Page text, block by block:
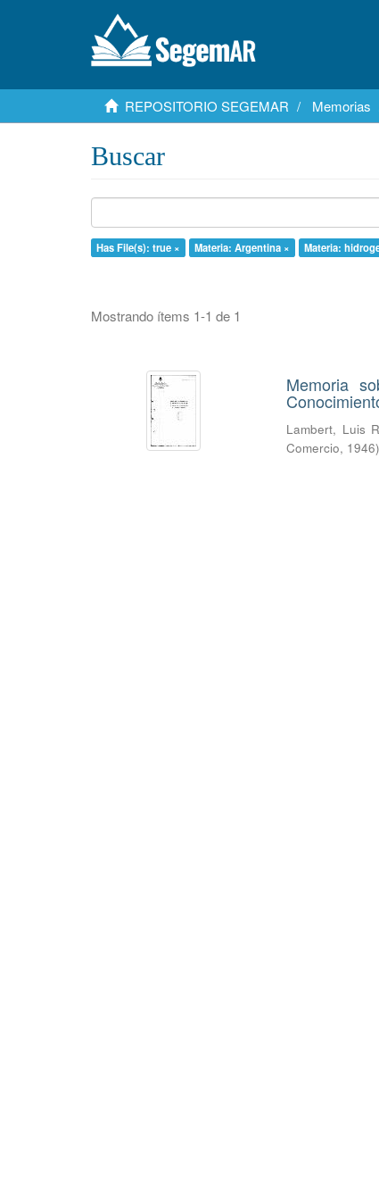
REPOSITORIO SEGEMAR Memorias
Buscar
Has File(s): true × Materia: Argentina × Materia:
Mostrando ítems 1-1 de 1
Memoria
Lambert, Luis
Comercio, 1946)